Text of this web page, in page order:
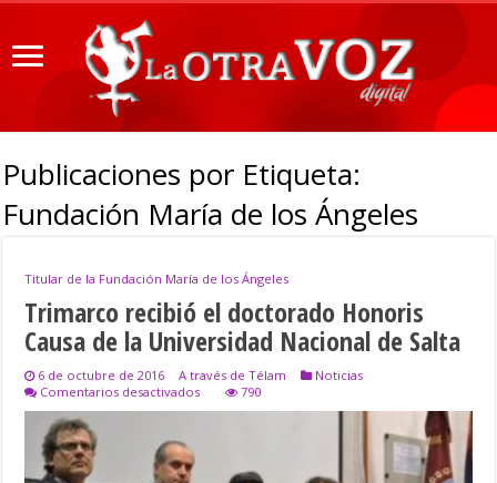
Publicaciones por Etiqueta:
Fundación María de los Ángeles
Titular de la Fundación María de los Ángeles
Trimarco recibió el doctorado Honoris
Causa de la Universidad Nacional de Salta
6 de octubre de 2016 A través de Télam
Noticias
Comentarios desactivadosen
Trimarco
Honoris
790